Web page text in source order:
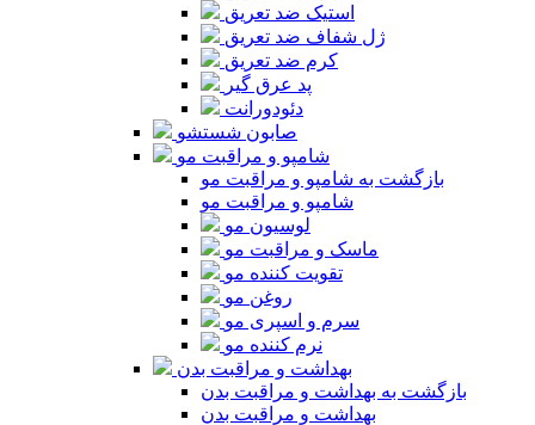
استیک ضد تعریق
ژل شفاف ضد تعریق
کرم ضد تعریق
پد عرق گیر
دئودورانت
صابون شستشو
شامپو و مراقبت مو
بازگشت به شامپو و مراقبت مو
شامپو و مراقبت مو
لوسیون مو
ماسک و مراقبت مو
تقویت کننده مو
روغن مو
سرم و اسپری مو
نرم کننده مو
بهداشت و مراقبت بدن
بازگشت به بهداشت و مراقبت بدن
بهداشت و مراقبت بدن